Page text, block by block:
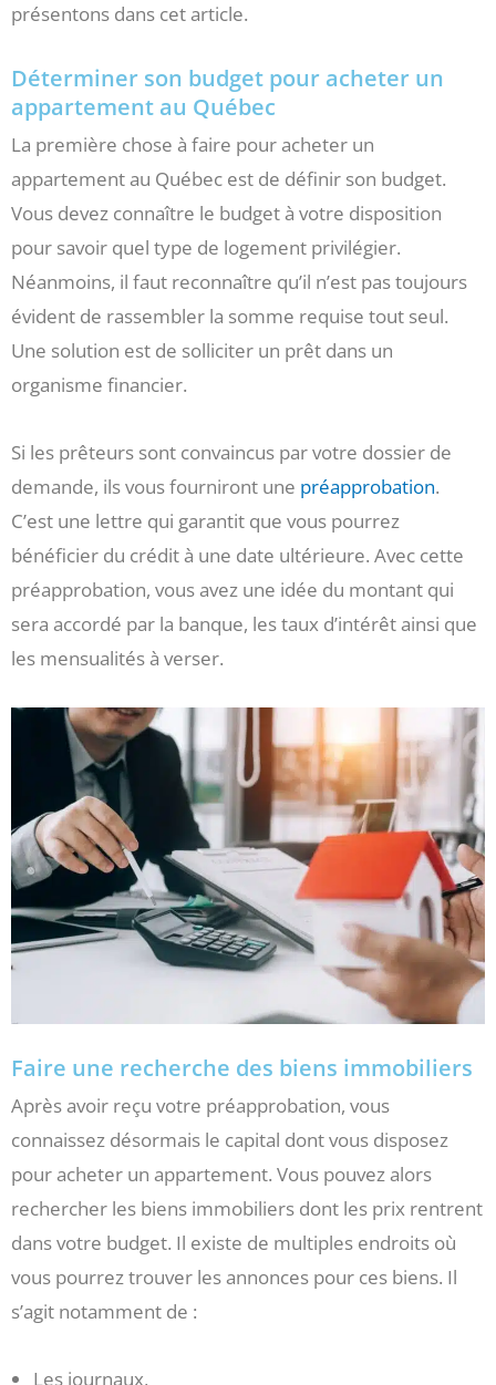
présentons dans cet article.
Déterminer son budget pour acheter un
appartement au Québec
La première chose à faire pour acheter un
appartement au Québec est de définir son budget.
Vous devez connaître le budget à votre disposition
pour savoir quel type de logement privilégier.
Néanmoins, il faut reconnaître qu’il n’est pas toujours
évident de rassembler la somme requise tout seul.
Une solution est de solliciter un prêt dans un
organisme financier.
Si les prêteurs sont convaincus par votre dossier de
demande, ils vous fourniront une préapprobation.
C’est une lettre qui garantit que vous pourrez
bénéficier du crédit à une date ultérieure. Avec cette
préapprobation, vous avez une idée du montant qui
sera accordé par la banque, les taux d’intérêt ainsi que
les mensualités à verser.
Faire une recherche des biens immobiliers
Après avoir reçu votre préapprobation, vous
connaissez désormais le capital dont vous disposez
pour acheter un appartement. Vous pouvez alors
rechercher les biens immobiliers dont les prix rentrent
dans votre budget. Il existe de multiples endroits où
vous pourrez trouver les annonces pour ces biens. Il
s’agit notamment de :
Les journaux,